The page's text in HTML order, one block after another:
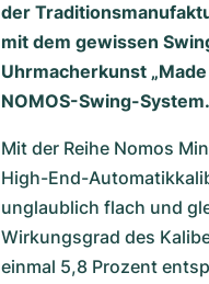
der
mit dem gewissen
Uhrmacherkunst
NOMOS-Swing-System.
Mit der Reihe Nomos
High-End-
unglaublich flach und
Wirkungsgrad des
einmal 5,8 Prozent